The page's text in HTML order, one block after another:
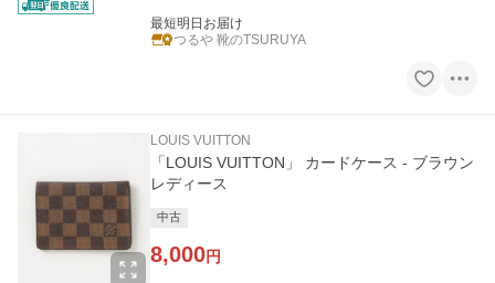
最短明日お届け
つるや 靴のTSURUYA
LOUIS VUITTON
「LOUIS VUITTON」 カードケース - ブラウン
レディース
中古
8,000円